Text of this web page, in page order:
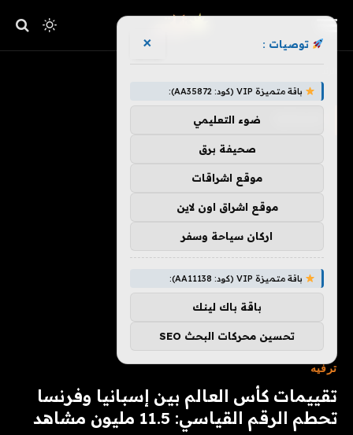
ترفيه
تقييمات كأس العالم بين إسبانيا وفرنسا
تحطم الرقم القياسي: 11.5 مليون مشاهد
توصيات : ×
باقة متميزة VIP (كود: AA35872):
ضوء التعليمي
صحيفة برق
موقع اشراقات
موقع اشراق اون لاين
اركان سياحة وسفر
باقة متميزة VIP (كود: AA11138):
باقة باك لينك
تحسين محركات البحث SEO